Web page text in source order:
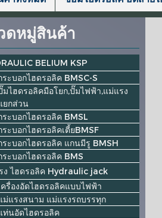
ดหมู่สินค้า
BELIUM KSP
ระบอกไฮดรอลิค BMSC-S
มไฮดรอลิคมือโยก,ปั๊มไฟฟ้า,แม่แรง
ยกส่วน
ระบอกไฮดรอลิค BMSL
ระบอกไฮดรอลิคเตี้ยBMSF
ระบอกไฮดรอลิค แกนมีรู BMSH
ระบอกไฮดรอลิค BMS
ง ไฮดรอลิค Hydraulic jack
ครื่องอัดไฮดรอลิคแบบไฟฟ้า
ม่แรงสนาม แม่แรงรถบรรทุก
ท่นอัดไฮดรอลิค